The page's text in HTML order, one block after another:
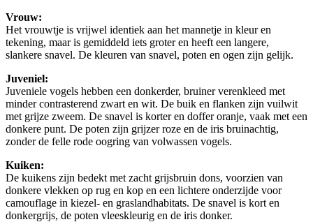
Vrouw:
Het vrouwtje is vrijwel identiek aan het mannetje in kleur en
tekening, maar is gemiddeld iets groter en heeft een langere,
slankere snavel. De kleuren van snavel, poten en ogen zijn gelijk.
Juveniel:
Juveniele vogels hebben een donkerder, bruiner verenkleed met
minder contrasterend zwart en wit. De buik en flanken zijn vuilwit
met grijze zweem. De snavel is korter en doffer oranje, vaak met een
donkere punt. De poten zijn grijzer roze en de iris bruinachtig,
zonder de felle rode oogring van volwassen vogels.
Kuiken:
De kuikens zijn bedekt met zacht grijsbruin dons, voorzien van
donkere vlekken op rug en kop en een lichtere onderzijde voor
camouflage in kiezel- en graslandhabitats. De snavel is kort en
donkergrijs, de poten vleeskleurig en de iris donker.